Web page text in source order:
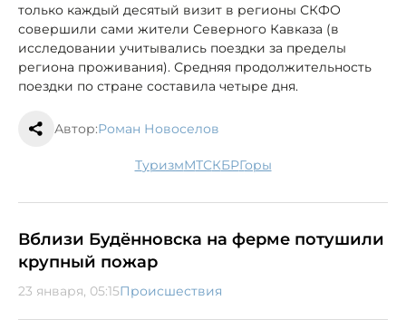
только каждый десятый визит в регионы СКФО
совершили сами жители Северного Кавказа (в
исследовании учитывались поездки за пределы
региона проживания). Средняя продолжительность
поездки по стране составила четыре дня.
Автор:Роман Новоселов
туризм МТС КБР горы
Вблизи Будённовска на ферме потушили
крупный пожар
23 января, 05:15Происшествия